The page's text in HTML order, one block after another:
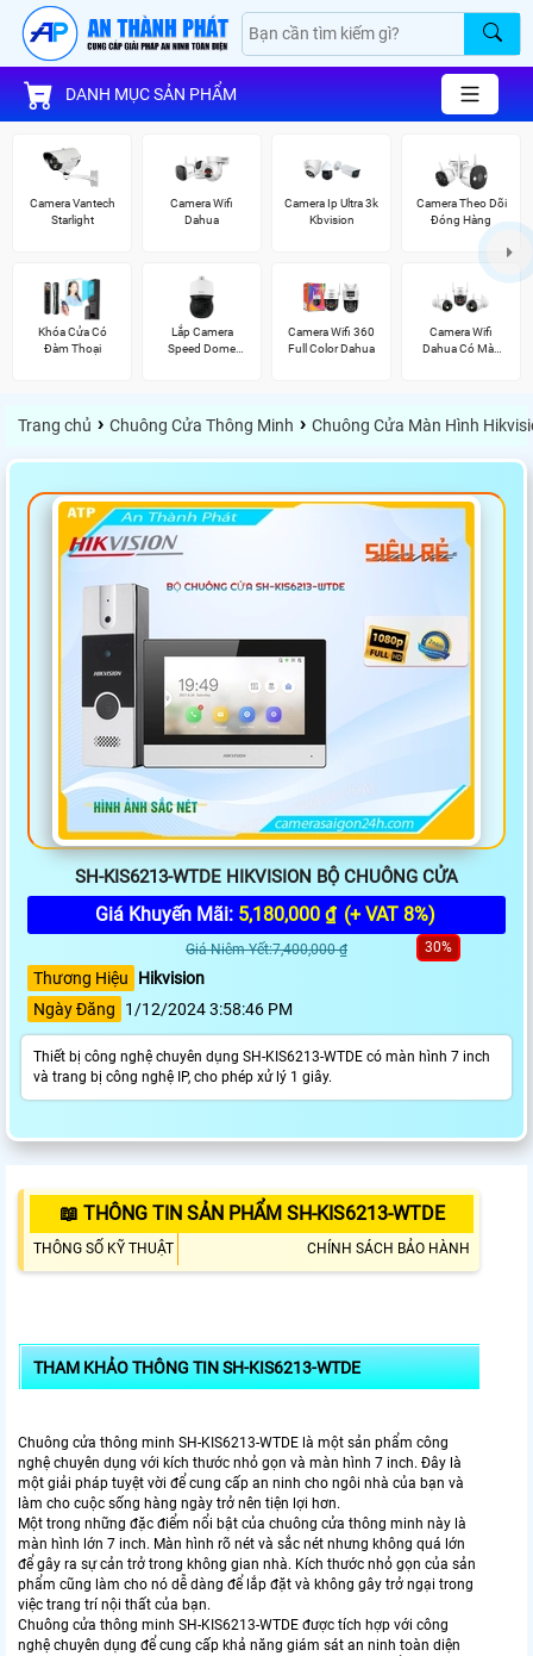
DANH MỤC SẢN PHẨM
Camera Vantech
Starlight
Camera Wifi
Dahua
Camera Ip Ultra 3k
Kbvision
Camera Theo Dõi
Đóng Hàng
Khóa Cửa Có
Đàm Thoại
Lắp Camera
Speed Dome
Camera Wifi 360
Full Color Dahua
Camera Wifi
Dahua Có Màu
Trang chủ › Chuông Cửa Thông Minh › Chuông Cửa Màn Hình
SH-KIS6213-WTDE HIKVISION BỘ CHUÔNG CỬA
Giá Khuyến Mãi: 5,180,000 ₫ (+ VAT 8%)
Giá Niêm Yết:7,400,000 ₫ 30%
Thương Hiệu
Hikvision
Ngày Đăng
1/12/2024 3:58:46 PM
Thiết bị công nghệ chuyên dụng SH-KIS6213-WTDE có màn hình 7 inch
và trang bị công nghệ IP, cho phép xử lý 1 giây.
📖 THÔNG TIN SẢN PHẨM SH-KIS6213-WTDE
THÔNG SỐ KỸ THUẬT CHÍNH SÁCH BẢO HÀNH
THAM KHẢO THÔNG TIN SH-KIS6213-WTDE
Chuông cửa thông minh SH-KIS6213-WTDE là một sản phẩm công
nghệ chuyên dụng với kích thước nhỏ gọn và màn hình 7 inch. Đây là
một giải pháp tuyệt vời để cung cấp an ninh cho ngôi nhà của bạn và
làm cho cuộc sống hàng ngày trở nên tiện lợi hơn.
Một trong những đặc điểm nổi bật của chuông cửa thông minh này là
màn hình lớn 7 inch. Màn hình rõ nét và sắc nét nhưng không quá lớn
để gây ra sự cản trở trong không gian nhà. Kích thước nhỏ gọn của sản
phẩm cũng làm cho nó dễ dàng để lắp đặt và không gây trở ngại trong
việc trang trí nội thất của bạn.
Chuông cửa thông minh SH-KIS6213-WTDE được tích hợp với công
nghệ chuyên dụng để cung cấp khả năng giám sát an ninh toàn diện